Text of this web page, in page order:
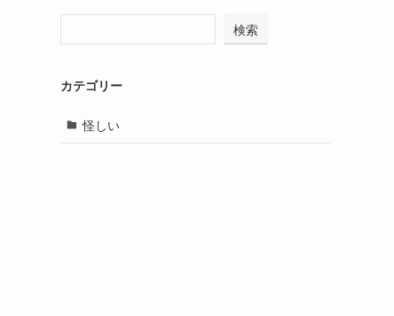
検索
カテゴリー
怪しい